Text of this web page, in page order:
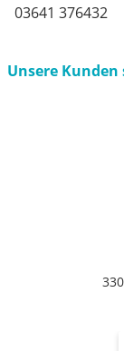
03641 376432
Unsere